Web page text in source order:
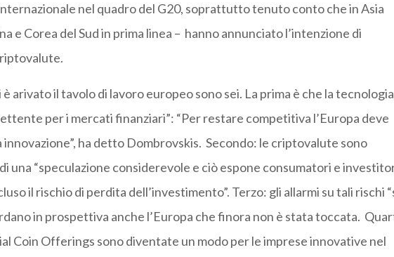
nel quadro del G20, soprattutto tenuto conto che in Asia
e Corea del Sud in prima linea – hanno annunciato l’intenzione di
è arivato il tavolo di lavoro europeo sono sei. La prima è che la tecnologia
per i mercati finanziari”: “Per restare competitiva l’Europa deve
ha detto Dombrovskis. Secondo: le criptovalute sono
una “speculazione considerevole e ciò espone consumatori e
il rischio di perdita dell’investimento”. Terzo: gli allarmi su tali rischi
in prospettiva anche l’Europa che finora non è stata toccata.
Coin Offerings sono diventate un modo per le imprese innovative nel